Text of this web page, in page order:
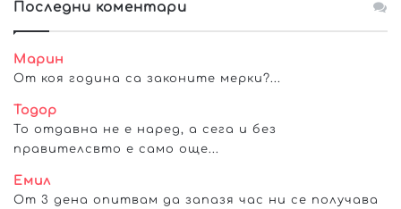
Последни коментари
Марин
От коя година са законите мерки?...
Тодор
То отдавна не е наред, а сега и без
правителсвто е само още...
Емил
От 3 дена опитвам да запазя час ни се получава